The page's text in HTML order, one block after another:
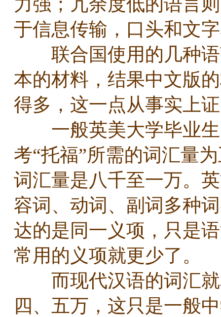
于信息传输，口头和文
联合国使用的几种语
本的材料，结果中文版
得多，这一点从事实上
一般英美大学毕业生
考“托福”所需的词汇量
词汇量是八千至一万。
容词、动词、副词多种
达的是同一义项，只是
常用的义项就更少了。
而现代汉语的词汇就
四、五万，这只是一般